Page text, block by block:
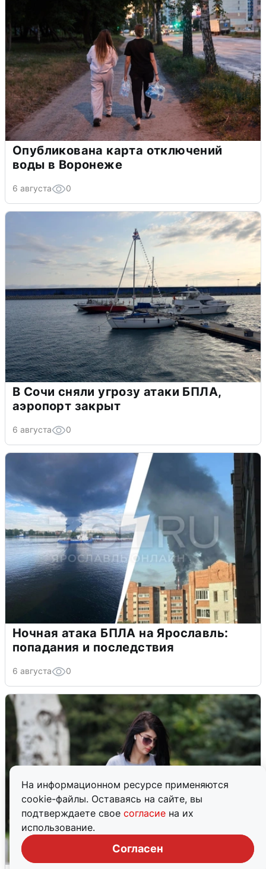
На информационном ресурсе применяются
cookie-файлы. Оставаясь на сайте, вы
подтверждаете свое согласие на их
использование.
Согласен
Опубликована карта отключений
воды в Воронеже
6 августа 0
В Сочи сняли угрозу атаки БПЛА,
аэропорт закрыт
6 августа 0
Ночная атака БПЛА на Ярославль:
попадания и последствия
6 августа 0